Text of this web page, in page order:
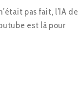
pas fait, l’IA de
est là pour